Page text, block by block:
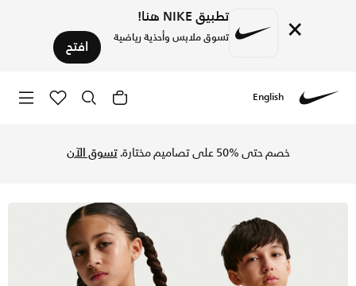
× تطبيق NIKE هنا!
تسوق ملابس وأحذية رياضية افتح
English
خصم حتى %50 على تصاميم مختارة. تسوق الآن